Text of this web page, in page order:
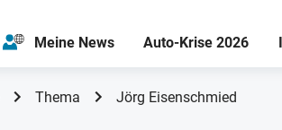
Meine News Auto-Krise 2026
Thema Jörg Eisenschmied